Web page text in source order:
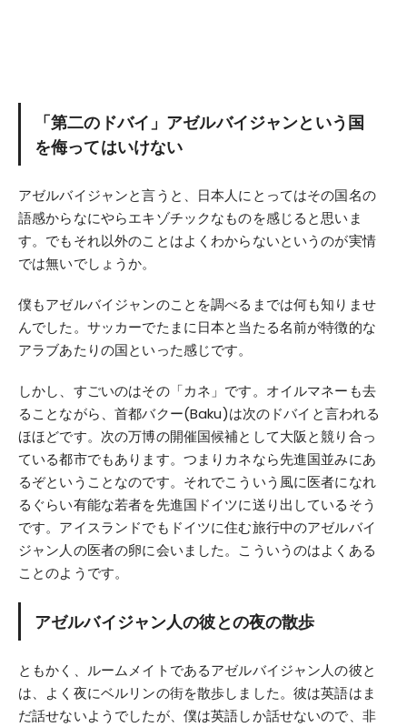
「第二のドバイ」アゼルバイジャンという国
を侮ってはいけない
アゼルバイジャンと言うと、日本人にとってはその国名の
語感からなにやらエキゾチックなものを感じると思いま
す。でもそれ以外のことはよくわからないというのが実情
では無いでしょうか。
僕もアゼルバイジャンのことを調べるまでは何も知りませ
んでした。サッカーでたまに日本と当たる名前が特徴的な
アラブあたりの国といった感じです。
しかし、すごいのはその「カネ」です。オイルマネーも去
ることながら、首都バクー(Baku)は次のドバイと言われる
ほほどです。次の万博の開催国候補として大阪と競り合っ
ている都市でもあります。つまりカネなら先進国並みにあ
るぞということなのです。それでこういう風に医者になれ
るぐらい有能な若者を先進国ドイツに送り出しているそう
です。アイスランドでもドイツに住む旅行中のアゼルバイ
ジャン人の医者の卵に会いました。こういうのはよくある
ことのようです。
アゼルバイジャン人の彼との夜の散歩
ともかく、ルームメイトであるアゼルバイジャン人の彼と
は、よく夜にベルリンの街を散歩しました。彼は英語はま
だ話せないようでしたが、僕は英語しか話せないので、非